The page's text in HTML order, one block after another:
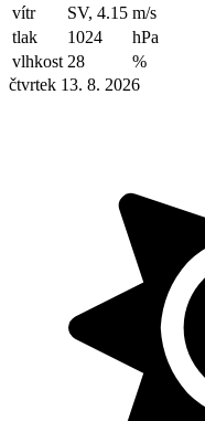
vítr
SV, 4.15 m/s
tlak
1024
hPa
vlhkost 28
%
čtvrtek 13. 8. 2026